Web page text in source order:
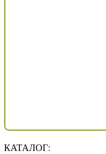
КАТАЛОГ: